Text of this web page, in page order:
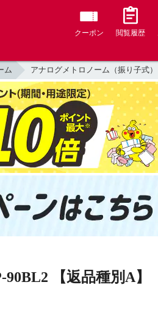
クーポン 閲覧履歴
ム アナログメトロノーム（振り子式）
【返品種別A】